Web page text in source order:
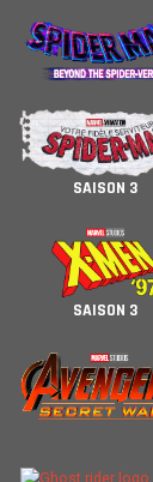
SAISON 3
SAISON 3